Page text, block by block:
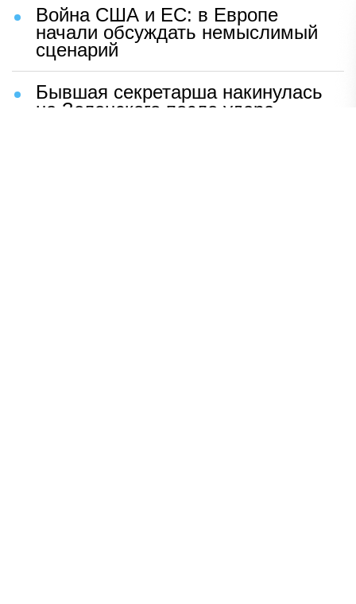
Война США и ЕС: в Европе
начали обсуждать немыслимый
сценарий
Бывшая секретарша накинулась
на Зеленского после удара